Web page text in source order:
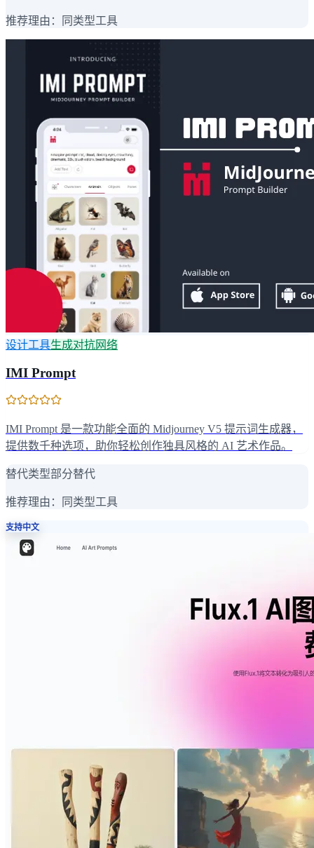
推荐理由： 同类型工具
设计工具生成对抗网络
IMI Prompt
IMI Prompt 是一款功能全面的 Midjourney V5 提示词生成器，
提供数千种选项，助你轻松创作独具风格的 AI 艺术作品。
替代类型部分替代
推荐理由： 同类型工具
支持中文